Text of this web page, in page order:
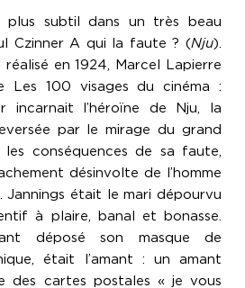
subtil dans un très beau
Czinner A qui la faute ? (Nju).
en 1924, Marcel Lapierre
Les 100 visages du cinéma :
incarnait l’héroïne de Nju, la
par le mirage du grand
conséquences de sa faute,
désinvolte de l’homme
Jannings était le mari dépourvu
à plaire, banal et bonasse.
déposé son masque de
était l’amant : un amant
des cartes postales « je vous